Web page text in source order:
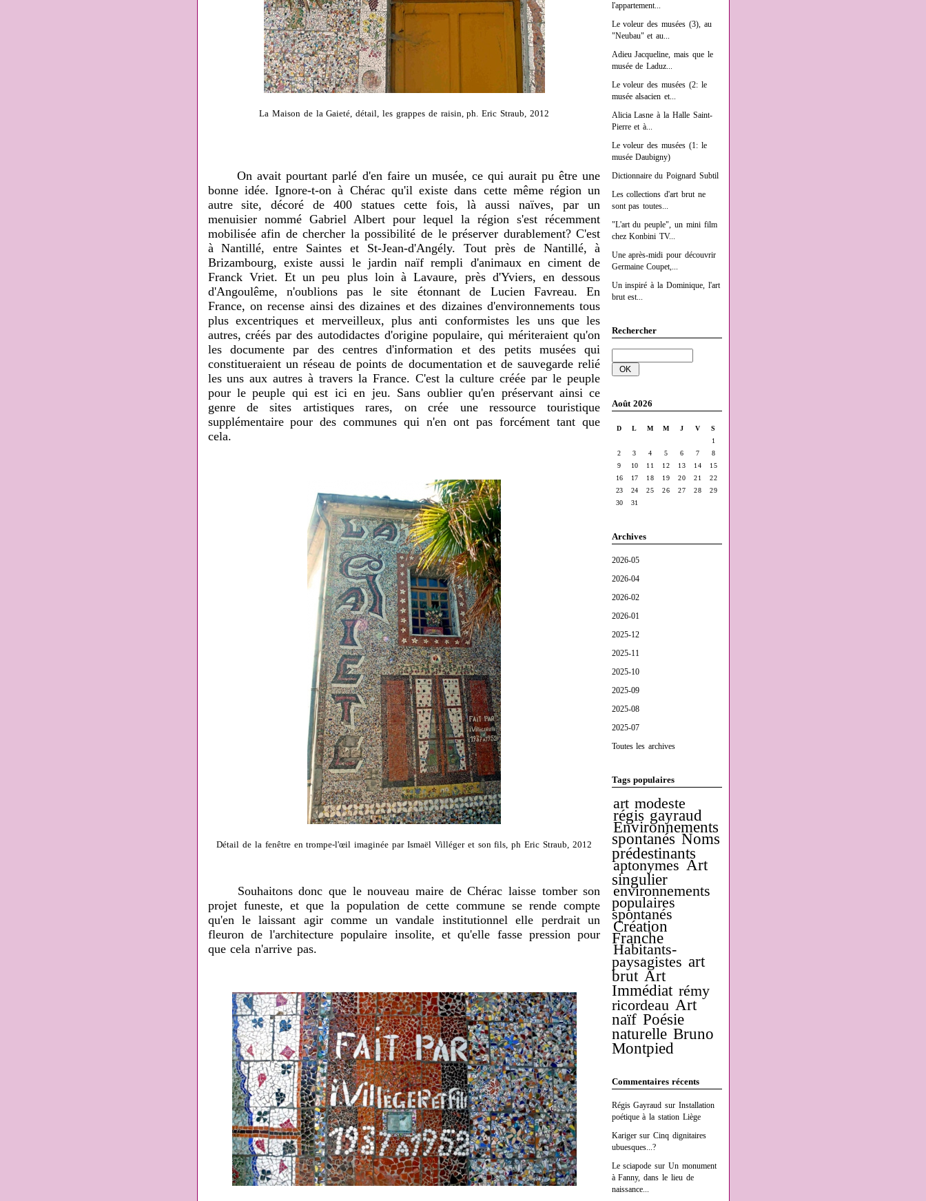
l'appartement...
Le voleur des musées (3), au
"Neubau" et au...
Adieu Jacqueline, mais que le
musée de Laduz...
Le voleur des musées (2: le
musée alsacien et...
Alicia Lasne à la Halle Saint-
Pierre et à...
Le voleur des musées (1: le
musée Daubigny)
Dictionnaire du Poignard Subtil
Les collections d'art brut ne
sont pas toutes...
"L'art du peuple", un mini film
chez Konbini TV...
Une après-midi pour découvrir
Germaine Coupet,...
Un inspiré à la Dominique, l'art
brut est...
Rechercher
Août 2026
D L M M J V
S
1
2
3 4 5 6 7
8
9
10 11 12 13 14
15
16
17 18 19 20 21
22
23
24 25 26 27 28
29
30
31
Archives
2026-05
2026-04
2026-02
2026-01
2025-12
2025-11
2025-10
2025-09
2025-08
2025-07
Toutes les archives
Tags populaires
art modeste
régis gayraud
Environnements
spontanés Noms
prédestinants
aptonymes Art
singulier
environnements
populaires
spontanés
Création
Franche
Habitants-
paysagistes art
brut Art
Immédiat rémy
ricordeau Art
naïf Poésie
naturelle Bruno
Montpied
Commentaires récents
Régis Gayraud surInstallation
poétique à la station Liège
KarigersurCinq dignitaires
ubuesques...?
Le sciapode surUn monument
à Fanny, dans le lieu de
naissance...
La Maison de la Gaieté, détail, les grappes de raisin, ph. Eric Straub, 2012
On avait pourtant parlé d'en faire un musée, ce qui aurait pu être une
bonne idée. Ignore-t-on à Chérac qu'il existe dans cette même région un
autre site, décoré de 400 statues cette fois, là aussi naïves, par un
menuisier nommé Gabriel Albert pour lequel la région s'est récemment
mobilisée afin de chercher la possibilité de le préserver durablement? C'est
à Nantillé, entre Saintes et St-Jean-d'Angély. Tout près de Nantillé, à
Brizambourg, existe aussi le jardin naïf rempli d'animaux en ciment de
Franck Vriet. Et un peu plus loin à Lavaure, près d'Yviers, en dessous
d'Angoulême, n'oublions pas le site étonnant de Lucien Favreau. En
France, on recense ainsi des dizaines et des dizaines d'environnements tous
plus excentriques et merveilleux, plus anti conformistes les uns que les
autres, créés par des autodidactes d'origine populaire, qui mériteraient qu'on
les documente par des centres d'information et des petits musées qui
constitueraient un réseau de points de documentation et de sauvegarde relié
les uns aux autres à travers la France. C'est la culture créée par le peuple
pour le peuple qui est ici en jeu. Sans oublier qu'en préservant ainsi ce
genre de sites artistiques rares, on crée une ressource touristique
supplémentaire pour des communes qui n'en ont pas forcément tant que
cela.
Détail de la fenêtre en trompe-l'œil imaginée par Ismaël Villéger et son fils, ph Eric Straub, 2012
Souhaitons donc que le nouveau maire de Chérac laisse tomber son
projet funeste, et que la population de cette commune se rende compte
qu'en le laissant agir comme un vandale institutionnel elle perdrait un
fleuron de l'architecture populaire insolite, et qu'elle fasse pression pour
que cela n'arrive pas.